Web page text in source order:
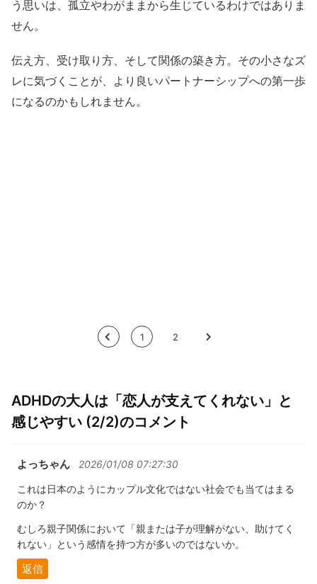
う思いは、孤立やわがままから生じているわけではありま
せん。
伝え方、受け取り方、そして関係の築き方。その小さなズ
レに気づくことが、より良いパートナーシップへの第一歩
になるのかもしれません。
< 1 2 >
ADHDの大人は「恋人が支えてくれない」と
感じやすい (2/2)のコメント
よっちゃん 2026/01/08 07:27:30
これは日本のようにカップル文化ではない社会でも当てはまる
のか？
むしろ親子関係において「親または子が理解がない、助けてく
れない」という感情を持つ方が多いのではないか。
返信